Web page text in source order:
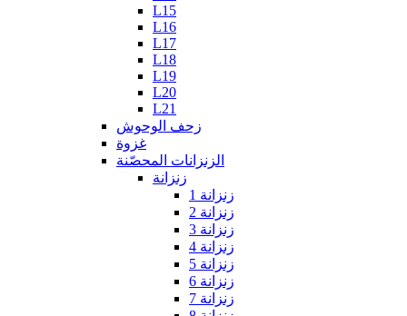
L15
L16
L17
L18
L19
L20
L21
زحف الوحوش
غزوة
الزنزانات المحصّنة
زنزانة
زنزانة 1
زنزانة 2
زنزانة 3
زنزانة 4
زنزانة 5
زنزانة 6
زنزانة 7